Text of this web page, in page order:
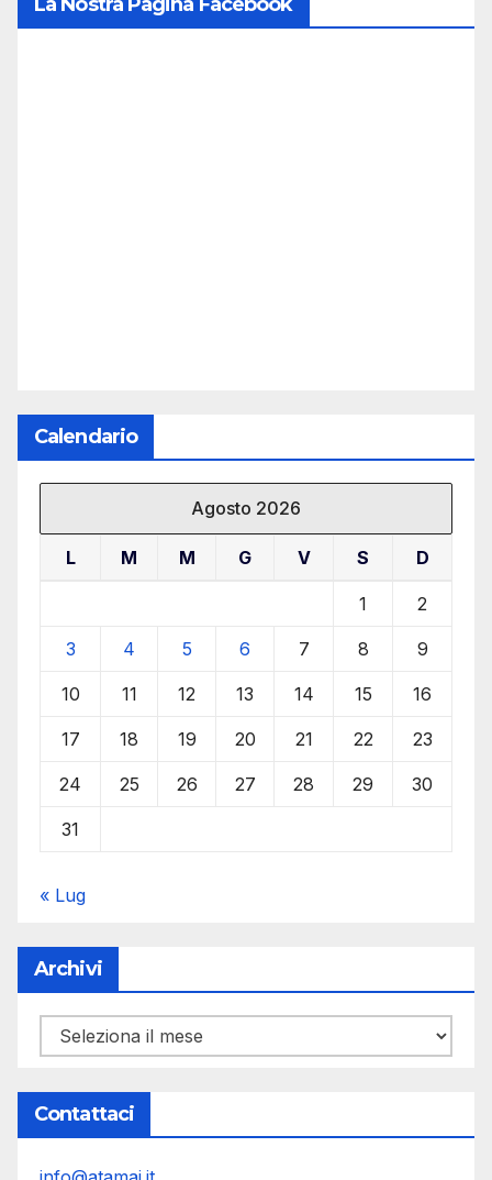
Calendario
Agosto 2026
L M M G V S D
1 2
3 4 5 6 7 8 9
10 11 12 13 14 15 16
17 18 19 20 21 22 23
24 25 26 27 28 29 30
31
« Lug
Archivi
Archivi
Contattaci